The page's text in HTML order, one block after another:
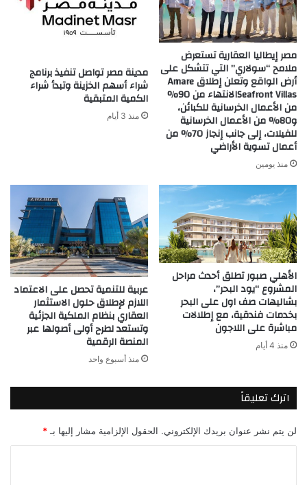
مصر إيطاليا العقارية تستعرض
ملامح “سولاري” التي تتشكل على
أرض الواقع وتعلن إطلاق Amare
Seafront Villasالانتهاء من 90%
من الأعمال الخرسانية للكبائن،
و80% من الأعمال الخرسانية
للفيلات، إلى جانب إنجاز 70% من
أعمال تسوية الأراضي
منذ يومين
مدينة مصر تواصل تنفيذ برنامج
شراء أسهم الخزينة وتبدأ شراء
الكمية المتبقية
منذ 3 أيام
الأهلي صبور تطلق أحدث مراحل
المشروع “يود البحر”،
بشاليهات صف اول على البحر
بخدمات فندقية، مع إطلالات
مباشرة على اللاجون
منذ 4 أيام
عربية للتنمية تحصل على الاعتماد
اللازم لإطلاق حلول الاستثمار
العقاري بنظام الملكية الجزئية
وتستعد لطرح أولى أصولها عبر
المنصة الرقمية
منذ أسبوع واحد
اترك تعليقاً
لن يتم نشر عنوان بريدك الإلكتروني. الحقول الإلزامية مشار إليها بـ *